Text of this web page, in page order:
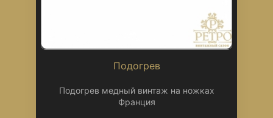
Подогрев
Подогрев медный винтаж на ножках
Франция